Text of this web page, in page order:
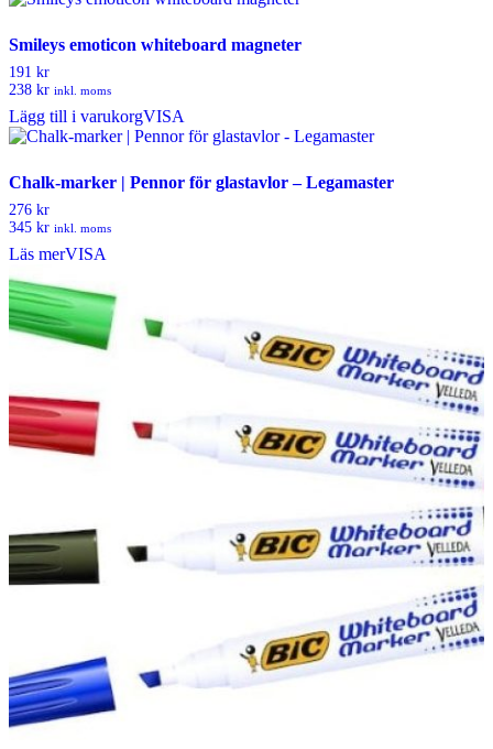
Smileys emoticon whiteboard magneter
191 kr
238 kr inkl. moms
Lägg till i varukorgVISA
Chalk-marker | Pennor för glastavlor – Legamaster
276 kr
345 kr inkl. moms
Läs merVISA